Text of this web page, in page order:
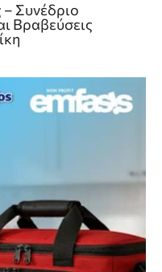
Συνέδριο
Βραβεύσεις